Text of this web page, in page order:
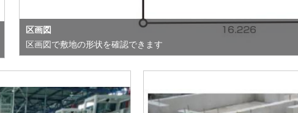
区画図
区画図で敷地の形状を確認できます